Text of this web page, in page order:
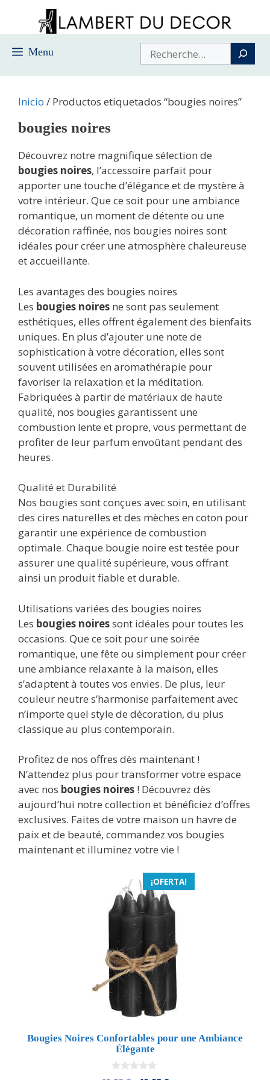
contenido
Menu Buscar
Inicio / Productos etiquetados “bougies noires”
bougies noires
Découvrez notre magnifique sélection de
bougies noires, l’accessoire parfait pour
apporter une touche d’élégance et de mystère à
votre intérieur. Que ce soit pour une ambiance
romantique, un moment de détente ou une
décoration raffinée, nos bougies noires sont
idéales pour créer une atmosphère chaleureuse
et accueillante.
Les avantages des bougies noires
Les bougies noires ne sont pas seulement
esthétiques, elles offrent également des bienfaits
uniques. En plus d’ajouter une note de
sophistication à votre décoration, elles sont
souvent utilisées en aromathérapie pour
favoriser la relaxation et la méditation.
Fabriquées à partir de matériaux de haute
qualité, nos bougies garantissent une
combustion lente et propre, vous permettant de
profiter de leur parfum envoûtant pendant des
heures.
Qualité et Durabilité
Nos bougies sont conçues avec soin, en utilisant
des cires naturelles et des mèches en coton pour
garantir une expérience de combustion
optimale. Chaque bougie noire est testée pour
assurer une qualité supérieure, vous offrant
ainsi un produit fiable et durable.
Utilisations variées des bougies noires
Les bougies noiressont idéales pour toutes les
occasions. Que ce soit pour une soirée
romantique, une fête ou simplement pour créer
une ambiance relaxante à la maison, elles
s’adaptent à toutes vos envies. De plus, leur
couleur neutre s’harmonise parfaitement avec
n’importe quel style de décoration, du plus
classique au plus contemporain.
Profitez de nos offres dès maintenant !
N’attendez plus pour transformer votre espace
avec nos bougies noires ! Découvrez dès
aujourd’hui notre collection et bénéficiez d’offres
exclusives. Faites de votre maison un havre de
paix et de beauté, commandez vos bougies
maintenant et illuminez votre vie !
¡OFERTA!
Bougies Noires Confortables pour une Ambiance
Élégante
0